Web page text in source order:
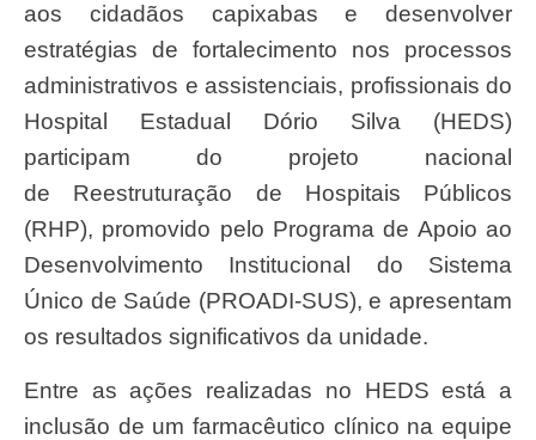
aos cidadãos capixabas e desenvolver
estratégias de fortalecimento nos processos
administrativos e assistenciais, profissionais do
Hospital Estadual Dório Silva (HEDS)
participam do projeto nacional
de Reestruturação de Hospitais Públicos
(RHP), promovido pelo Programa de Apoio ao
Desenvolvimento Institucional do Sistema
Único de Saúde (PROADI-SUS), e apresentam
os resultados significativos da unidade.
Entre as ações realizadas no HEDS está a
inclusão de um farmacêutico clínico na equipe